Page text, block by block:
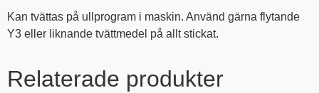
Kan tvättas på ullprogram i maskin. Använd gärna flytande
Y3 eller liknande tvättmedel på allt stickat.
Relaterade produkter